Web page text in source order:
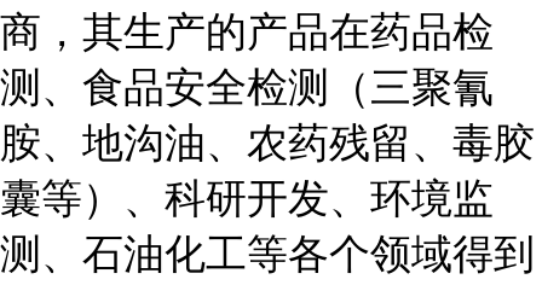
商，其生产的产品在药品检
测、食品安全检测（三聚氰
胺、地沟油、农药残留、毒胶
囊等）、科研开发、环境监
测、石油化工等各个领域得到